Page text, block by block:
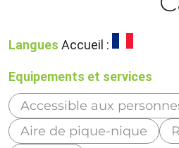
Langues Accueil :
Equipements et services
Accessible aux
Aire de pique-nique